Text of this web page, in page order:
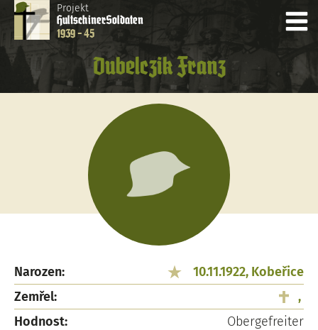
Projekt
HultschinerSoldaten
1939 - 45
Dubelczik Franz
Narozen:
10.11.1922, Kobeřice
Zemřel:
,
Hodnost:
Obergefreiter